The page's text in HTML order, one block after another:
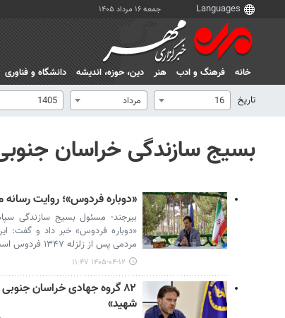
جمعه ۱۶ مرداد ۱۴۰۵
خانه فرهنگ و ادب هنر دين، حوزه، انديشه دانشگاه و فناوری
تاریخ
16 مرداد 1405
بسیج سازندگی خراسان
«دوباره فردوس»؛ روایت
بیرجند- مسئول بسیج سازندگی
«دوباره فردوس» خبر داد و گفت:
مردمی پس از زلزله ۱۳۴۷ فردوس است.
۱۴۰۵-۰۴-۱۲ ۱۱:۴۷
۸۲ گروه جهادی خراسان
شهید»